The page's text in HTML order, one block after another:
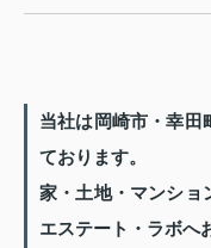
当社は岡崎市・幸田
ております。
家・土地・マンショ
エステート・ラボへ